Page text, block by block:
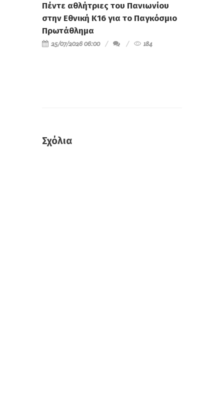
Πέντε αθλήτριες του Πανιωνίου
στην Εθνική Κ16 για το Παγκόσμιο
Πρωτάθλημα
25/07/2026 06:00 184
Σχόλια